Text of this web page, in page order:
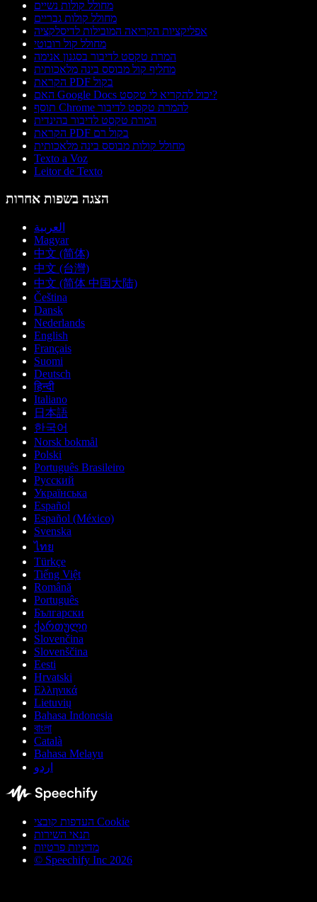
מחולל קולות נשיים
מחולל קולות גבריים
אפליקציות הקריאה המובילות לדיסלקציה
מחולל קול רובוטי
המרת טקסט לדיבור בסגנון אנימה
מחליף קול מבוסס בינה מלאכותית
הקראת PDF בקול
האם Google Docs יכול להקריא לי טקסט?
תוסף Chrome להמרת טקסט לדיבור
המרת טקסט לדיבור בהינדית
הקראת PDF בקול רם
מחולל קולות מבוסס בינה מלאכותית
Texto a Voz
Leitor de Texto
הצגה בשפות אחרות
العربية
Magyar
中文 (简体)
中文 (台灣)
中文 (简体 中国大陆)
Čeština
Dansk
Nederlands
English
Français
Suomi
Deutsch
हिन्दी
Italiano
日本語
한국어
Norsk bokmål
Polski
Português Brasileiro
Русский
Українська
Español
Español (México)
Svenska
ไทย
Türkçe
Tiếng Việt
Română
Português
Български
ქართული
Slovenčina
Slovenščina
Eesti
Hrvatski
Ελληνικά
Lietuvių
Bahasa Indonesia
বাংলা
Català
Bahasa Melayu
اردو
העדפות קובצי Cookie
תנאי השירות
מדיניות פרטיות
© Speechify Inc 2026